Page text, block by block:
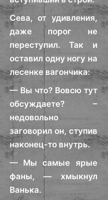
Сева, от удивления,
даже порог не
переступил. Так и
оставил одну ногу на
лесенке вагончика:
— Вы что? Вовсю тут
обсуждаете? –
недовольно
заговорил он, ступив
наконец-то внутрь.
— Мы самые ярые
фаны, — хмыкнул
Ванька.